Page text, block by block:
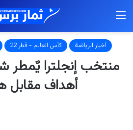
أخبار الرياضة كأس العالم - قطر 22
أهداف مقابل